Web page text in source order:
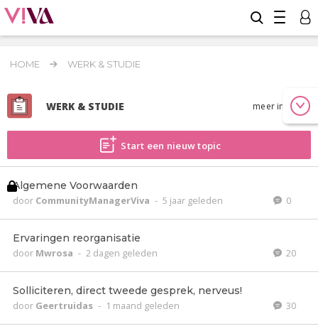
HOME WERK & STUDIE
WERK & STUDIE meer info
Start een nieuw topic
Algemene Voorwaarden
door CommunityManagerViva - 5 jaar geleden 0
Ervaringen reorganisatie
door Mwrosa - 2 dagen geleden 20
Solliciteren, direct tweede gesprek, nerveus!
door Geertruidas - 1 maand geleden 30